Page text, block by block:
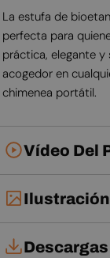
La estufa de
perfecta para
práctica, elegante
acogedor en
chimenea portátil.
Vídeo Del
Ilustración
Descargas